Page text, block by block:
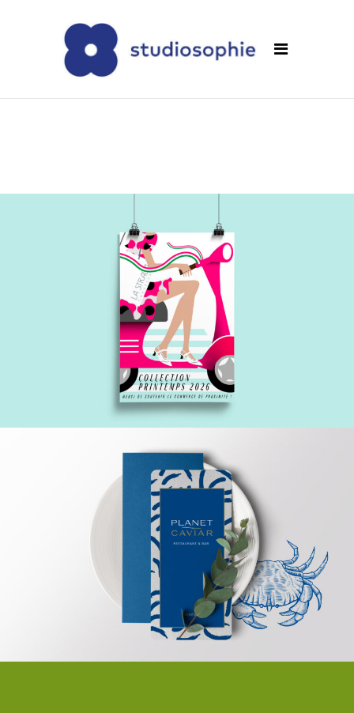
La Strada
Planet caviar